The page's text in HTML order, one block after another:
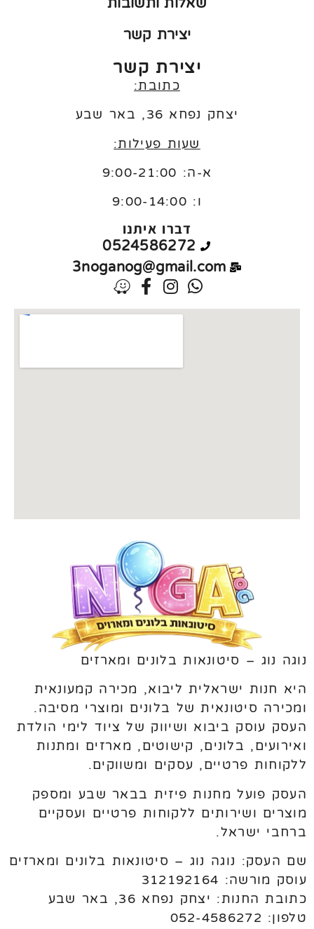
יצירת קשר
יצירת קשר
כתובת:
יצחק נפחא 36, באר שבע
שעות פעילות:
א-ה: 9:00-21:00
ו: 9:00-14:00
דברו איתנו
0524586272
3noganog@gmail.com
נוגה נוג – סיטונאות בלונים ומארזים
היא חנות ישראלית ליבוא, מכירה קמעונאית
ומכירה סיטונאית של בלונים ומוצרי מסיבה.
העסק עוסק ביבוא ושיווק של ציוד לימי הולדת
ואירועים, בלונים, קישוטים, מארזים ומתנות
ללקוחות פרטיים, עסקים ומשווקים.
העסק פועל מחנות פיזית בבאר שבע ומספק
מוצרים ושירותים ללקוחות פרטיים ועסקיים
ברחבי ישראל.
שם העסק: נוגה נוג – סיטונאות בלונים ומארזים
עוסק מורשה: 312192164
כתובת החנות: יצחק נפחא 36, באר שבע
טלפון: 052-4586272